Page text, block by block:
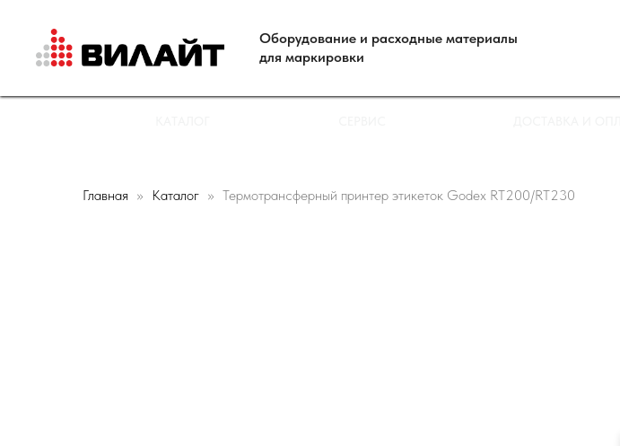
Оборудование и расходные материалы
для маркировки
Главная Каталог Термотрансферный принтер этикеток Godex RT200/RT230